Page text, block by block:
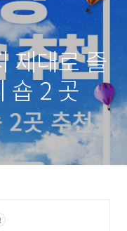
제대로 즐
숍 2 곳